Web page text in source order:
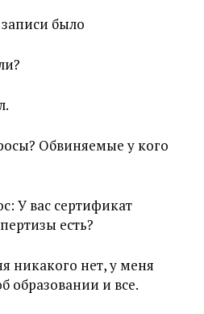
записи было
Обвиняемые у кого
У вас сертификат
есть?
никакого нет, у меня
образовании и все.